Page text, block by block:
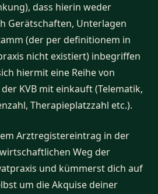
dass hierin weder
Gerätschaften, Unterlagen
(der per definitionem in
nicht existiert) inbegriffen
hiermit eine Reihe von
KVB mit einkauft (Telematik,
Therapieplatzzahl etc.).
Arztregistereintrag in der
Weg der
und kümmerst dich auf
um die Akquise deiner